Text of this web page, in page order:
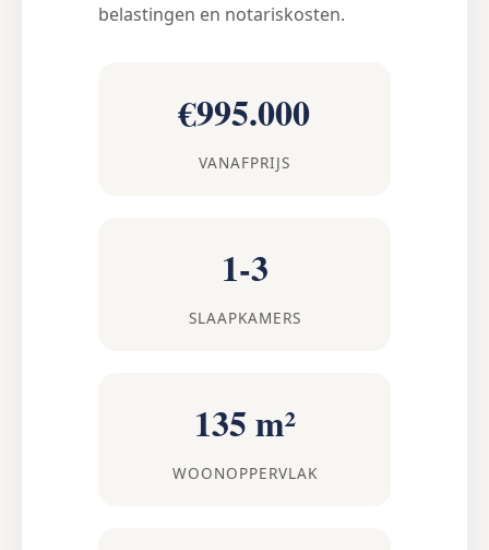
belastingen en notariskosten.
€995.000
VANAFPRIJS
1-3
SLAAPKAMERS
135 m²
WOONOPPERVLAK